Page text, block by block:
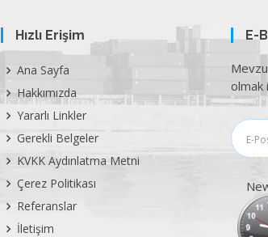
Hızlı Erişim
Ana Sayfa
Hakkımızda
Yararlı Linkler
Gerekli Belgeler
KVKK Aydınlatma Metni
Çerez Politikası
Referanslar
İletişim
E-
olmak